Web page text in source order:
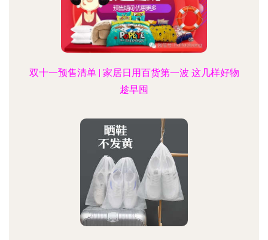
双十一预售清单 | 家居日用百货第一波 这几样好物
趁早囤